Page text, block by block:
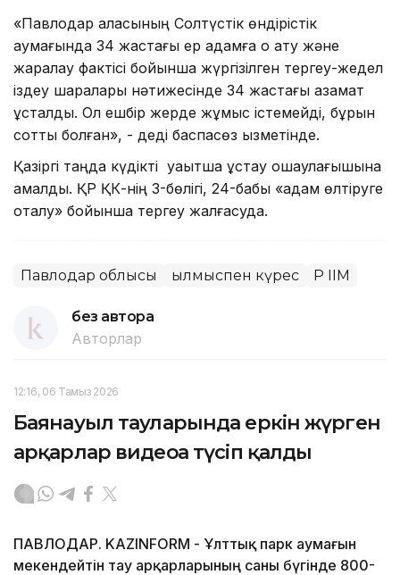
«Павлодар қаласының Солтүстік өндірістік
аумағында 34 жастағы ер адамға оқ ату және
жаралау фактісі бойынша жүргізілген тергеу-жедел
іздеу шаралары нәтижесінде 34 жастағы азамат
ұсталды. Ол ешбір жерде жұмыс істемейді, бұрын
сотты болған», - деді баспасөз қызметінде.
Қазіргі таңда күдікті уақытша ұстау оқшаулағышына
қамалды. ҚР ҚК-нің 3-бөлігі, 24-бабы «адам өлтіруге
оқталу» бойынша тергеу жалғасуда.
Павлодар облысы Қылмыспен күрес ҚР ІІМ
без автора
Авторлар
12:16, 06 Тамыз 2026
Баянауыл тауларында еркін жүрген
арқарлар видеоға түсіп қалды
ПАВЛОДАР. KAZINFORM - Ұлттық парк аумағын
мекендейтін тау арқарларының саны бүгінде 800-